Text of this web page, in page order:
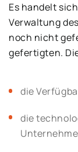
Es handelt
Verwaltung
noch nicht
gefertigten.
die
die